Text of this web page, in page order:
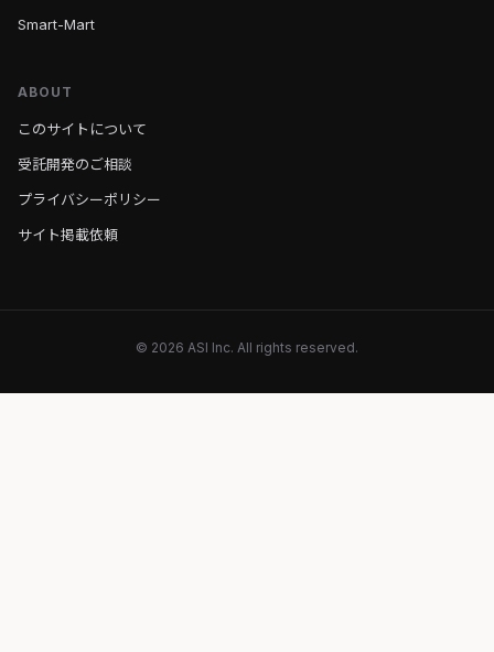
Smart-Mart
ABOUT
このサイトについて
受託開発のご相談
プライバシーポリシー
サイト掲載依頼
© 2026 ASI Inc. All rights reserved.